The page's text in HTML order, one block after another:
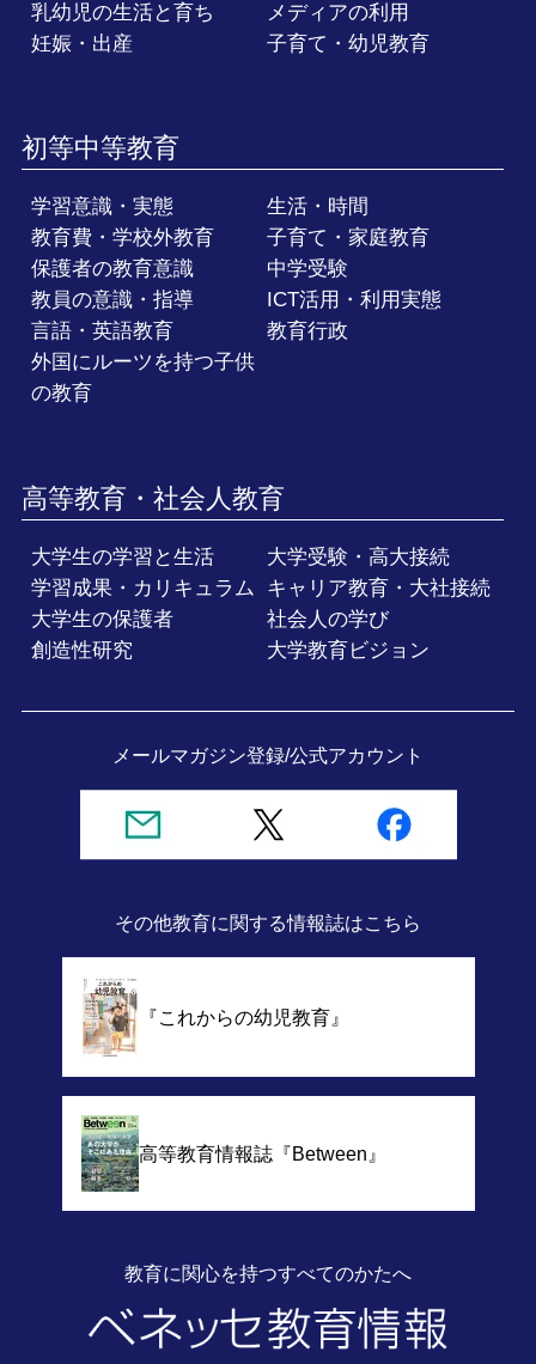
乳幼児の生活と育ち
メディアの利用
妊娠・出産
子育て・幼児教育
初等中等教育
学習意識・実態
生活・時間
教育費・学校外教育
子育て・家庭教育
保護者の教育意識
中学受験
教員の意識・指導
ICT活用・利用実態
言語・英語教育
教育行政
外国にルーツを持つ子供
の教育
高等教育・社会人教育
大学生の学習と生活
大学受験・高大接続
学習成果・カリキュラム
キャリア教育・大社接続
大学生の保護者
社会人の学び
創造性研究
大学教育ビジョン
メールマガジン登録/公式アカウント
その他教育に関する情報誌はこちら
『これからの幼児教育』
高等教育情報誌『Between』
教育に関心を持つすべてのかたへ